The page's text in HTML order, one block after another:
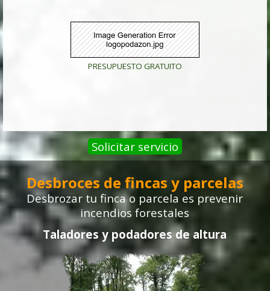
PRESUPUESTO GRATUITO
Solicitar servicio
Desbroces de fincas y parcelas
Desbrozar tu finca o parcela es prevenir
incendios forestales
Taladores y podadores de altura